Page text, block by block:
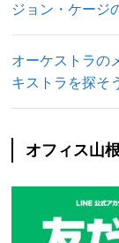
ジョン・ケージ
オーケストラの
キストラを探そ
オフィス山